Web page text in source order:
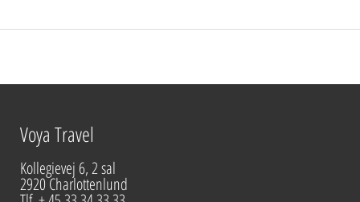
Voya Travel
Kollegievej 6, 2 sal
2920 Charlottenlund